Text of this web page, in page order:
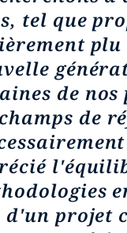
tel que
de
de
projet